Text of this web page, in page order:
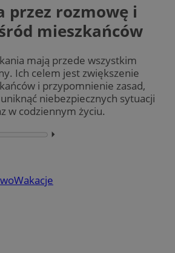
przez rozmowę i
mieszkańców
mają przede wszystkim
Ich celem jest zwiększenie
i przypomnienie zasad,
niebezpiecznych sytuacji
w codziennym życiu.
⏵︎
Wakacje